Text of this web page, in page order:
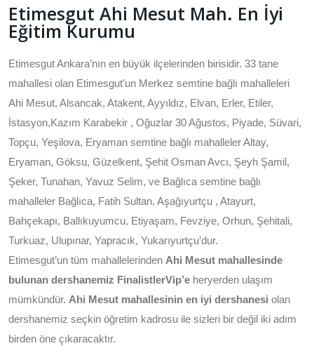
Etimesgut Ahi Mesut Mah. En İyi
Eğitim Kurumu
Etimesgut Ankara’nın en büyük ilçelerinden birisidir. 33 tane
mahallesi olan Etimesgut’un Merkez semtine bağlı mahalleleri
Ahi Mesut, Alsancak, Atakent, Ayyıldız, Elvan, Erler, Etiler,
İstasyon,Kazım Karabekir , Oğuzlar 30 Ağustos, Piyade, Süvari,
Topçu, Yeşilova, Eryaman semtine bağlı mahalleler Altay,
Eryaman, Göksu, Güzelkent, Şehit Osman Avcı, Şeyh Şamil,
Şeker, Tunahan, Yavuz Selim, ve Bağlıca semtine bağlı
mahalleler Bağlıca, Fatih Sultan, Aşağıyurtçu , Atayurt,
Bahçekapı, Ballıkuyumcu, Etiyaşam, Fevziye, Orhun, Şehitali,
Turkuaz, Ulupınar, Yapracık, Yukarıyurtçu’dur.
Etimesgut’un tüm mahallelerinden Ahi Mesut mahallesinde
bulunan dershanemiz FinalistlerVip’e heryerden ulaşım
mümkündür. Ahi Mesut mahallesinin en iyi dershanesi olan
dershanemiz seçkin öğretim kadrosu ile sizleri bir değil iki adım
birden öne çıkaracaktır.